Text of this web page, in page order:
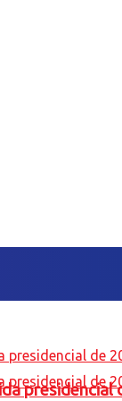
presidencial